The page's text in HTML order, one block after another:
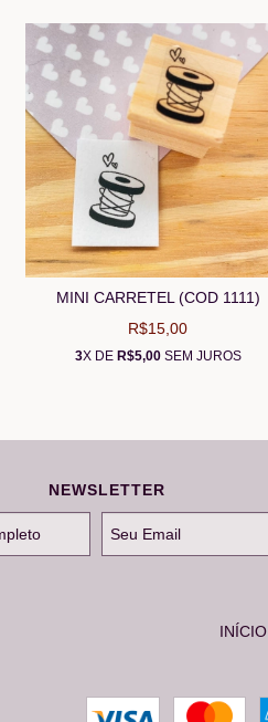
MINI CARRETEL (COD 1111)
R$15,00
3X DE R$5,00SEM JUROS
NEWSLETTER
INÍCIO